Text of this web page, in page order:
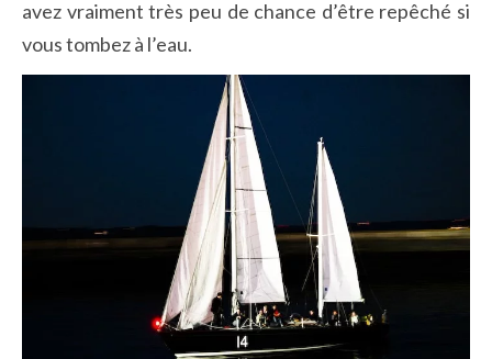
avez vraiment très peu de chance d’être repêché si
vous tombez à l’eau.